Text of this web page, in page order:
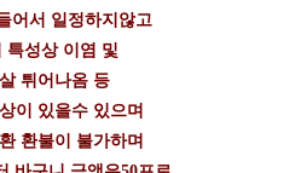
어서 일정하지않고
특성상 이염 및
튀어나옴 등
이 있을수 있으며
환불이 불가하며